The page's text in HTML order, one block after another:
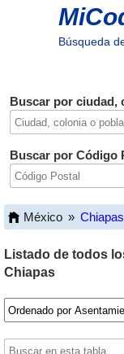
Búsqueda
Buscar por ciudad,
Buscar por Código
México » Chiapas
Listado de todos
Chiapas